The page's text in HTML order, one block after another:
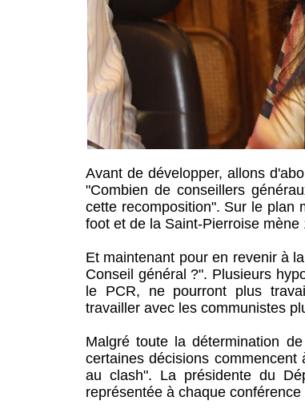
Avant de développer, allons
"Combien de conseillers
cette recomposition". Sur le plan
foot et de la Saint-Pierroise
Et maintenant pour en revenir à
Conseil général ?". Plusieurs
le PCR, ne pourront plus
travailler avec les communistes
Malgré toute la détermination
certaines décisions
au clash". La présidente du
représentée à chaque